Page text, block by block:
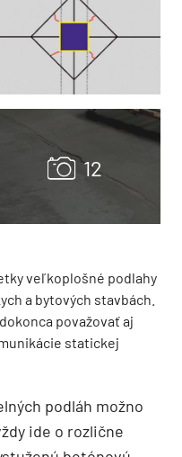
veľkoplošné podlahy
a bytových stavbách.
považovať aj
statickej
podláh možno
ide o rozlične